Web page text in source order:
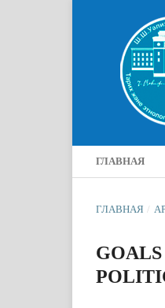
ГЛАВНАЯ
ГЛАВНАЯ /